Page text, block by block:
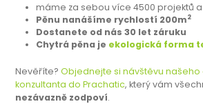
máme za sebou více 4500 projektů
Pěnu nanášíme rychlostí 200m2
Dostanete od nás 30 let záruku
Chytrá pěna je ekologická forma
Nevěříte?Objednejte si návštěvu
konzultanta do Prachatic, který vám
nezávazně zodpoví.